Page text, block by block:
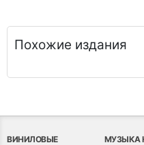
Похожие издания
ВИНИЛОВЫЕ
МУЗЫКА